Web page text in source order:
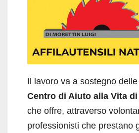
Il lavoro va a sostegno delle
Centro di Aiuto alla Vita
che offre, attraverso
professionisti che prestano